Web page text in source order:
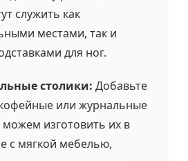
служить как
местами, так и
для ног.
столики: Добавьте
или журнальные
изготовить их в
с мягкой мебелью,